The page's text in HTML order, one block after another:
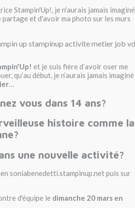
Stampin'Up!, je n'aurais jamais imaginé
partage et d'avoir ma photo sur les murs
et je suis fière d’avoir oser me
qu’au début, je n’aurais jamais imaginé
…
vous dans 14 ans?
histoire comme la
une nouvelle activité?
soniabenedetti.stampinup.net puis sur
d'équipe le dimanche 20 mars en